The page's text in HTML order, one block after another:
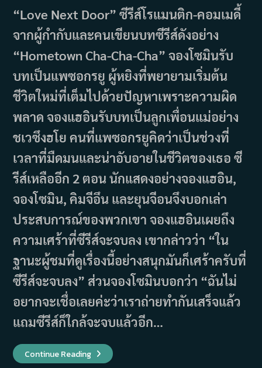
“Love Next Door” ซีรีส์โรแมนติก-คอมเมดี้
จากผู้กำกับและคนเขียนบทซีรีส์ดังอย่าง
“Hometown Cha-Cha-Cha” จองโซมินรับ
บทเป็นแพซอกรยู ผู้หยิงที่พยายามเริ่มต้น
ชีวิตใหม่ที่เต็มไปด้วยปัญหาเพราะความผิด
พลาด จองแฮอินรับบทเป็นลูกเพื่อนแม่อย่าง
ชเวซึงฮโย คนที่แพซอกรยูคิดว่าเป็นช่วงที่
เวลาที่มืดมนและน่าอับอายในชีวิตของเธอ ซี
รีส์เหลืออีก 2 ตอน นักแสดงอย่างจองแฮอิน,
จองโซมิน, คิมจีอึน และยุนจีอนจึงบอกเล่า
ประสบการณ์ของพวกเขา จองแฮอินเผยถึง
ความเศร้าที่ซีรีส์จะจบลง เขากล่าวว่า “ใน
ฐานะผู้ชมที่ดูเรื่องนี้อย่างสนุกมันก็เศร้าครับที่
ซีรีส์จะจบลง” ส่วนจองโซมินบอกว่า “ฉันไม่
อยากจะเชื่อเลยค่ะว่าเราถ่ายทำกันเสร็จแล้ว
แถมซีรีส์ก็ใกล้จะจบแล้วอีก…
Continue Readingนัก
แสดง